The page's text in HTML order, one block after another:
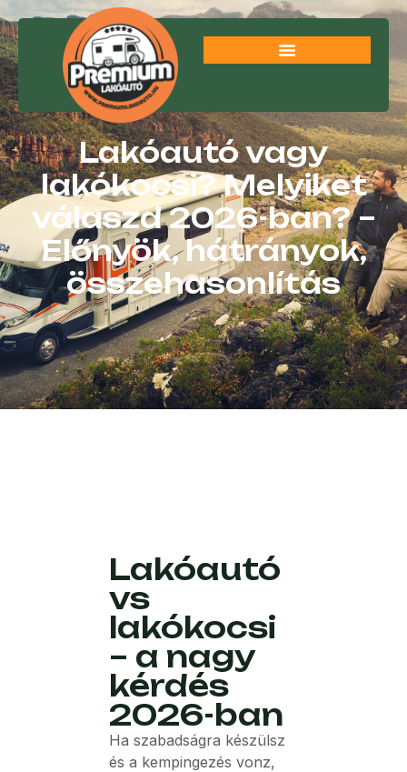
Lakóautó vagy
lakókocsi? Melyiket
válaszd 2026-ban? –
Előnyök, hátrányok,
összehasonlítás
Lakóautó
vs
lakókocsi
– a nagy
kérdés
2026-ban
Ha szabadságra készülsz
és a kempingezés vonz,